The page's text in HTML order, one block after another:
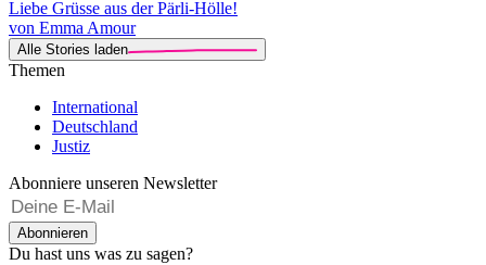
Liebe Grüsse aus der Pärli-Hölle!
von Emma Amour
Alle Stories laden
Themen
International
Deutschland
Justiz
Abonniere unseren Newsletter
Abonnieren
Du hast uns was zu sagen?